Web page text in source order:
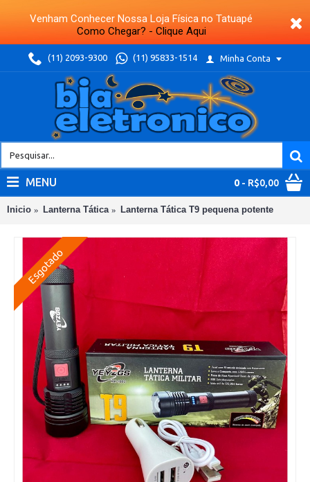
Venham Conhecer Nossa Loja Física no Tatuapé
Como Chegar? - Clique Aqui
(11) 2093-9300 (11) 95833-1514 Minha Conta
0 - R$0,00
MENU
Inicio Lanterna Tática Lanterna Tática T9 pequena potente
Esgotado